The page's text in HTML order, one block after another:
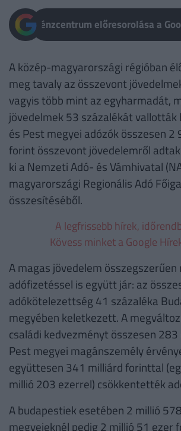
Pénzcentrum előresorolása a
A közép-magyarországi régióban
meg tavaly az összevont
vagyis több mint az egyharmadát,
jövedelmek 53 százalékát vallották
és Pest megyei adózók összesen 2
forint összevont jövedelemről
ki a Nemzeti Adó- és Vámhivatal
magyarországi Regionális Adó
összesítéséből.
A legfrissebb hírek,
Kövess minket a Google
A magas jövedelem összegszerűen
adófizetéssel is együtt jár: az
adókötelezettség 41 százaléka
megyében keletkezett. A
családi kedvezményt összesen
Pest megyei magánszemély
együttesen 341 milliárd forinttal
millió 203 ezerrel) csökkentették
A budapestiek esetében 2 millió
megyeieknél pedig 2 millió 51 ezer